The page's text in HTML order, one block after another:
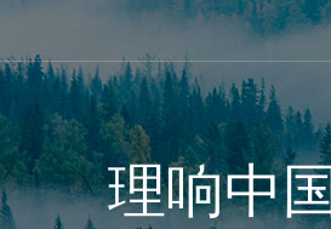
理响中